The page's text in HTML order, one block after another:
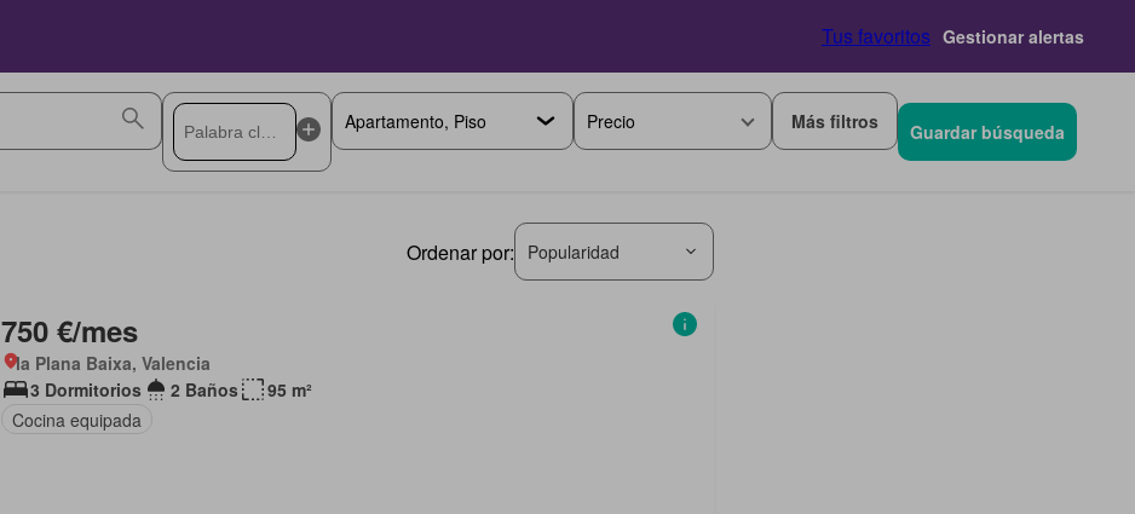
Tus favoritos Gestionar alertas
Precio Más filtros Guardar búsqueda
Ordenar por: Popularidad
750 €/mes
la Plana Baixa, Valencia
3 Dormitorios
2 Baños
95 m²
Cocina equipada